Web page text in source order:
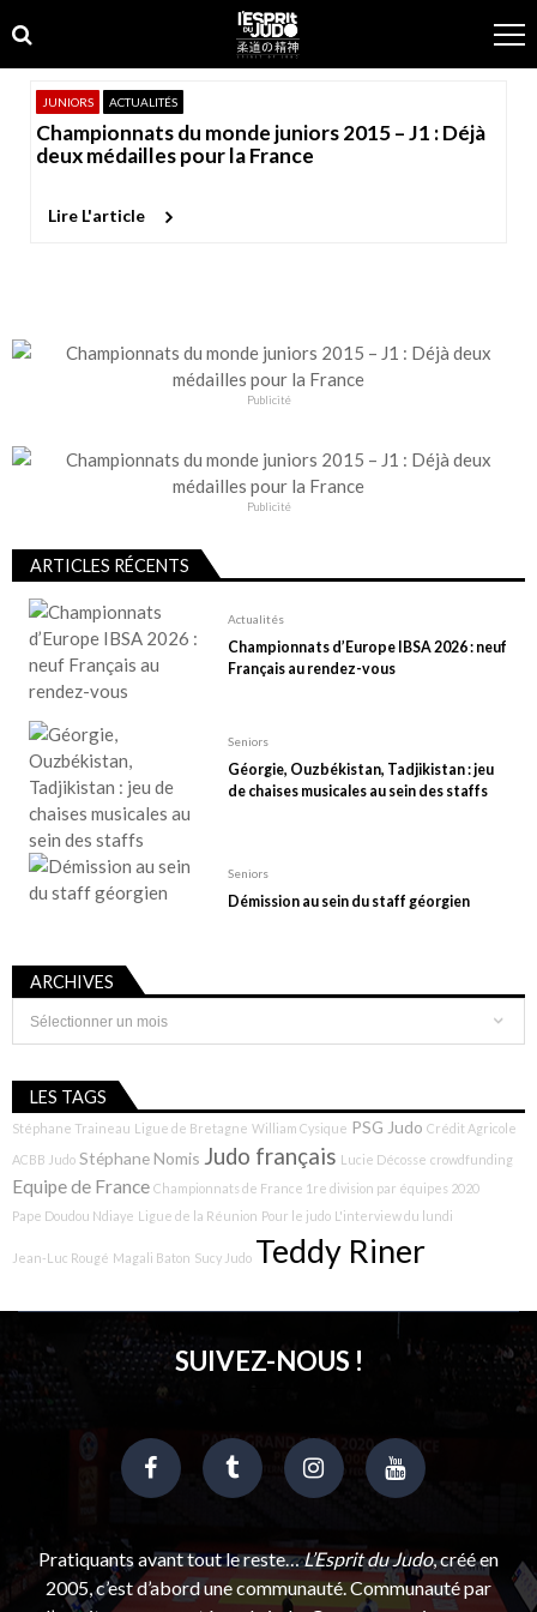
to
navigation
to
content
JUNIORS ACTUALITÉS
Championnats du monde juniors 2015 – J1 : Déjà
deux médailles pour la France
Lire L'article
Publicité
Publicité
ARTICLES RÉCENTS
Actualités
Championnats d’Europe IBSA 2026 : neuf
Français au rendez-vous
Seniors
Géorgie, Ouzbékistan, Tadjikistan : jeu
de chaises musicales au sein des staffs
Seniors
Démission au sein du staff géorgien
ARCHIVES
Archives
LES TAGS
Stéphane Traineau Ligue de Bretagne William Cysique PSG Judo Crédit Agricole
ACBB Judo Stéphane Nomis Judo français Lucie Décosse crowdfunding
Equipe de France Championnats de France 1re division par équipes 2020
Pape Doudou Ndiaye Ligue de la Réunion Pour le judo L'interview du lundi
Jean-Luc Rougé Magali Baton Sucy Judo Teddy Riner
SUIVEZ-NOUS !
Pratiquants avant tout le reste…L’Esprit du Judo, créé en
2005, c’est d’abord une communauté. Communauté par